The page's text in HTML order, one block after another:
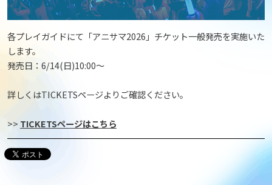
各プレイガイドにて「アニサマ2026」チケット一般発売を実施いた
します。
発売日：6/14(日)10:00～
詳しくはTICKETSページよりご確認ください。
>> TICKETSページはこちら